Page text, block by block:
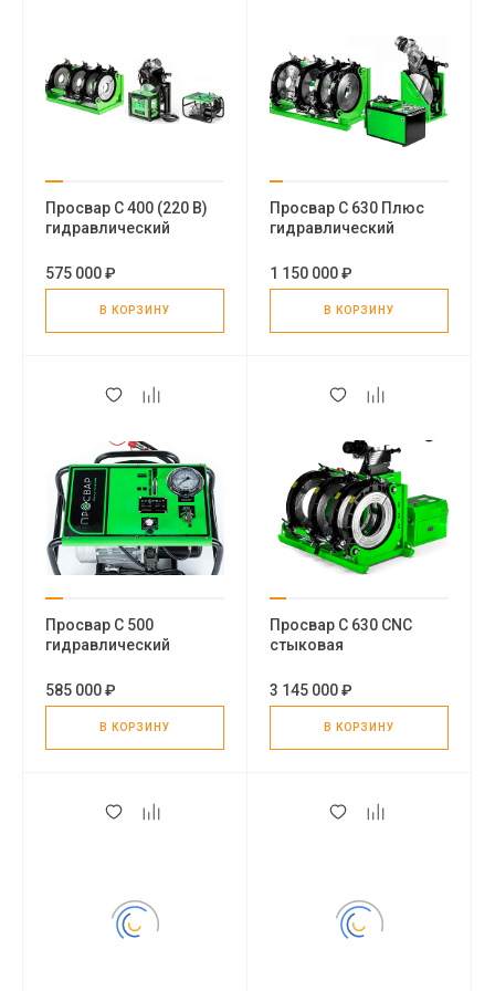
Просвар С 400 (220 В)
гидравлический
аппарат для
пластиковых труб
575 000 ₽
В КОРЗИНУ
Просвар С 630 Плюс
гидравлический
аппарат для пнд труб
1 150 000 ₽
В КОРЗИНУ
Просвар С 500
гидравлический
аппарат для
полиэтиленовых труб
585 000 ₽
В КОРЗИНУ
Просвар С 630 CNC
стыковая
сварочная машина
3 145 000 ₽
В КОРЗИНУ